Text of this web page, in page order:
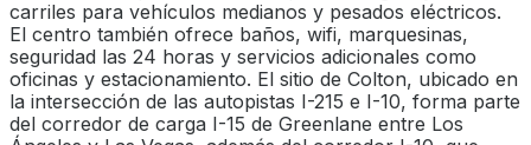
carriles para vehículos medianos y pesados eléctricos.
El centro también ofrece baños, wifi, marquesinas,
seguridad las 24 horas y servicios adicionales como
oficinas y estacionamiento. El sitio de Colton, ubicado en
la intersección de las autopistas I-215 e I-10, forma parte
del corredor de carga I-15 de Greenlane entre Los